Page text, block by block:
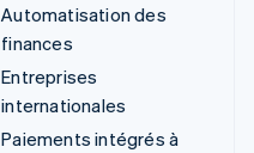
Automatisation des
finances
Entreprises
internationales
Paiements intégrés à